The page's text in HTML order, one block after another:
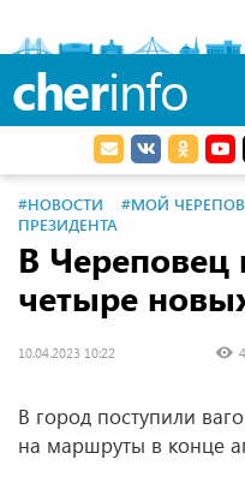
cherinfo
#НОВОСТИ #МОЙ
ПРЕЗИДЕНТА
В
четыре
10.04.2023 10:22
В город поступили
на маршруты в конце